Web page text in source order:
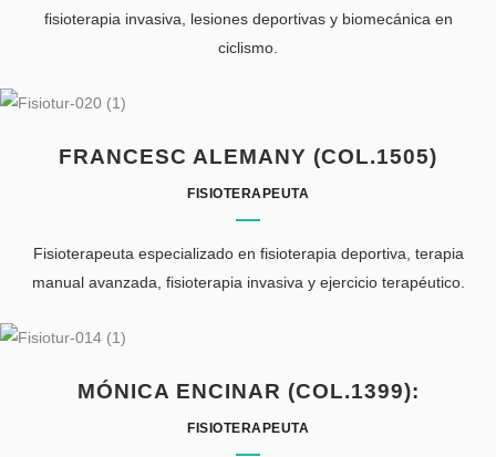
fisioterapia invasiva, lesiones deportivas y biomecánica en
ciclismo.
FRANCESC ALEMANY (COL.1505)
FISIOTERAPEUTA
Fisioterapeuta especializado en fisioterapia deportiva, terapia
manual avanzada, fisioterapia invasiva y ejercicio terapéutico.
MÓNICA ENCINAR (COL.1399):
FISIOTERAPEUTA